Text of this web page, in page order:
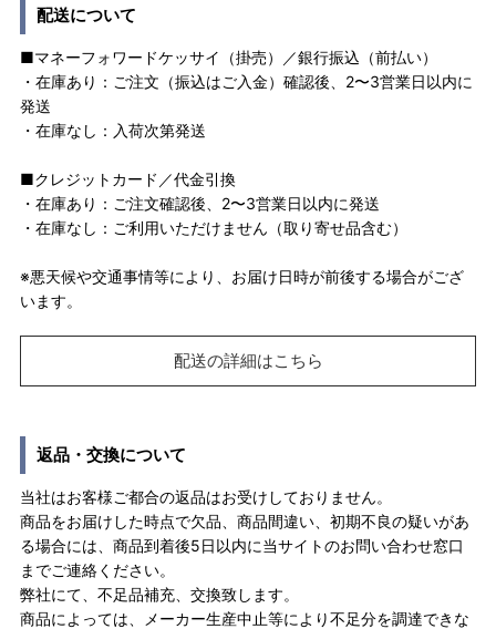
配送について
■マネーフォワードケッサイ（掛売）／銀行振込（前払い）
・在庫あり：ご注文（振込はご入金）確認後、2〜3営業日以内に
発送
・在庫なし：入荷次第発送
■クレジットカード／代金引換
・在庫あり：ご注文確認後、2〜3営業日以内に発送
・在庫なし：ご利用いただけません（取り寄せ品含む）
※悪天候や交通事情等により、お届け日時が前後する場合がござ
います。
配送の詳細はこちら
返品・交換について
当社はお客様ご都合の返品はお受けしておりません。
商品をお届けした時点で欠品、商品間違い、初期不良の疑いがあ
る場合には、商品到着後5日以内に当サイトのお問い合わせ窓口
までご連絡ください。
弊社にて、不足品補充、交換致します。
商品によっては、メーカー生産中止等により不足分を調達できな